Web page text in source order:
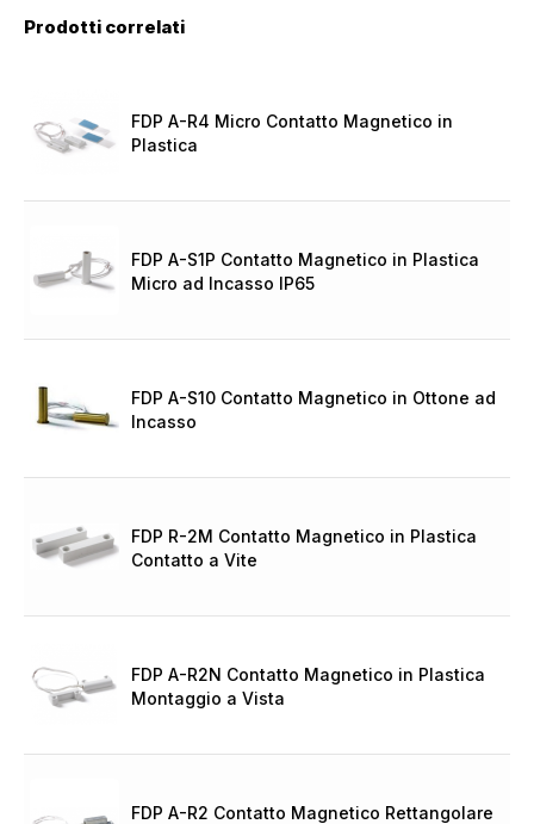
Prodotti correlati
FDP A-R4 Micro Contatto Magnetico in
Plastica
FDP A-S1P Contatto Magnetico in Plastica
Micro ad Incasso IP65
FDP A-S10 Contatto Magnetico in Ottone ad
Incasso
FDP R-2M Contatto Magnetico in Plastica
Contatto a Vite
FDP A-R2N Contatto Magnetico in Plastica
Montaggio a Vista
FDP A-R2 Contatto Magnetico Rettangolare